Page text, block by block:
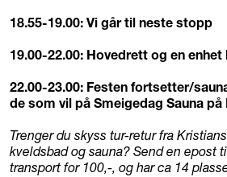
18.55-19.00: Vi går til neste stopp
19.00-22.00: Hovedrett og en
22.00-23.00: Festen fortsetter/
de som vil på Smeigedag Sauna
Trenger du skyss tur-retur fra
kveldsbad og sauna? Send en epost
transport for 100,-, og har ca 14